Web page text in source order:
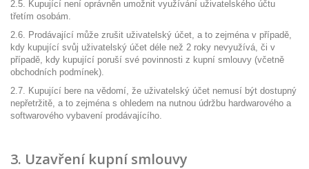
2.5. Kupující není oprávněn umožnit využívání uživatelského účtu
třetím osobám.
2.6. Prodávající může zrušit uživatelský účet, a to zejména v případě,
kdy kupující svůj uživatelský účet déle než 2 roky nevyužívá, či v
případě, kdy kupující poruší své povinnosti z kupní smlouvy (včetně
obchodních podmínek).
2.7. Kupující bere na vědomí, že uživatelský účet nemusí být dostupný
nepřetržitě, a to zejména s ohledem na nutnou údržbu hardwarového a
softwarového vybavení prodávajícího.
3. Uzavření kupní smlouvy